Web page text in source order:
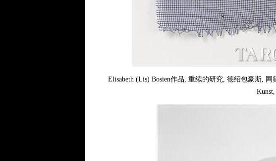
Elisabeth (Lis) Bosien作品, 重续的研究, 德绍包豪斯,